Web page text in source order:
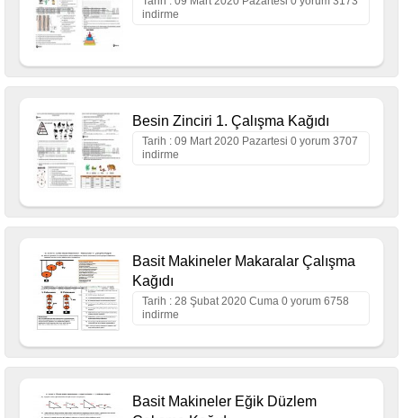
indirme
Besin Zinciri 1. Çalışma Kağıdı
Tarih : 09 Mart 2020 Pazartesi 0 yorum 3707
indirme
Basit Makineler Makaralar Çalışma
Kağıdı
Tarih : 28 Şubat 2020 Cuma 0 yorum 6758
indirme
Basit Makineler Eğik Düzlem